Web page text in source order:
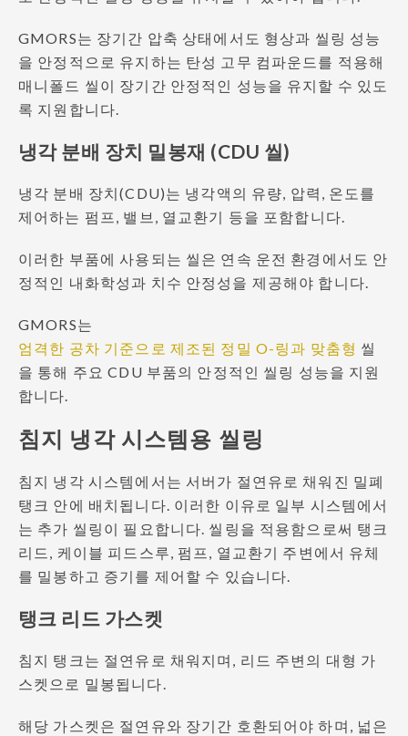
GMORS는 장기간 압축 상태에서도 형상과 씰링 성능
을 안정적으로 유지하는 탄성 고무 컴파운드를 적용해
매니폴드 씰이 장기간 안정적인 성능을 유지할 수 있도
록 지원합니다.
냉각 분배 장치 밀봉재 (CDU 씰)
냉각 분배 장치(CDU)는 냉각액의 유량, 압력, 온도를
제어하는 펌프, 밸브, 열교환기 등을 포함합니다.
이러한 부품에 사용되는 씰은 연속 운전 환경에서도 안
정적인 내화학성과 치수 안정성을 제공해야 합니다.
GMORS는
엄격한 공차 기준으로 제조된 정밀 O-링과 맞춤형 씰
을 통해 주요 CDU 부품의 안정적인 씰링 성능을 지원
합니다.
침지 냉각 시스템용 씰링
침지 냉각 시스템에서는 서버가 절연유로 채워진 밀폐
탱크 안에 배치됩니다. 이러한 이유로 일부 시스템에서
는 추가 씰링이 필요합니다. 씰링을 적용함으로써 탱크
리드, 케이블 피드스루, 펌프, 열교환기 주변에서 유체
를 밀봉하고 증기를 제어할 수 있습니다.
탱크 리드 가스켓
침지 탱크는 절연유로 채워지며, 리드 주변의 대형 가
스켓으로 밀봉됩니다.
해당 가스켓은 절연유와 장기간 호환되어야 하며, 넓은